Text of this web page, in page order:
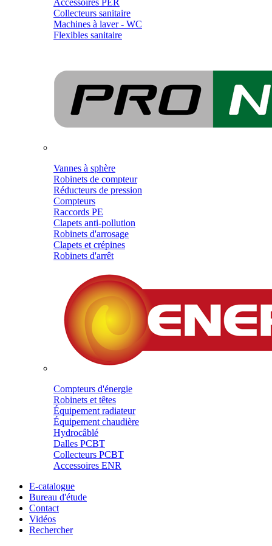
Accessoires PER
Collecteurs sanitaire
Machines à laver - WC
Flexibles sanitaire
Vannes à sphère
Robinets de compteur
Réducteurs de pression
Compteurs
Raccords PE
Clapets anti-pollution
Robinets d'arrosage
Clapets et crépines
Robinets d'arrêt
Compteurs d'énergie
Robinets et têtes
Équipement radiateur
Équipement chaudière
Hydrocâblé
Dalles PCBT
Collecteurs PCBT
Accessoires ENR
E-catalogue
Bureau d'étude
Contact
Vidéos
Rechercher